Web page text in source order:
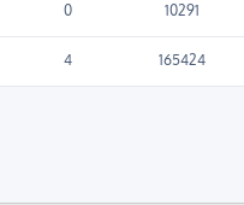
0 10291
4 165424